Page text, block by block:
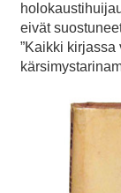
eivät
”Kaikki kirjassa